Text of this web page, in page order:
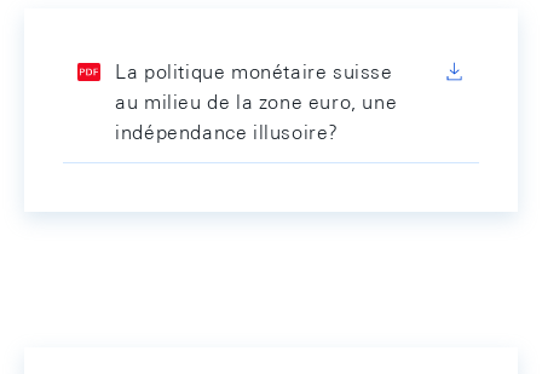
La politique monétaire suisse
au milieu de la zone euro, une
indépendance illusoire?